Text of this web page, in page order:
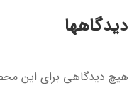
دیدگاهها
هیچ دیدگاهی برای این